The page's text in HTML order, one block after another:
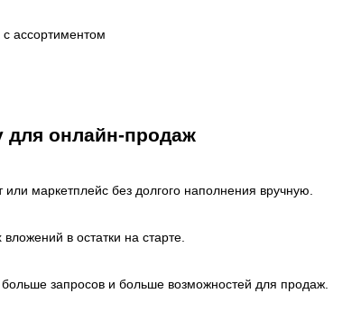
ассортиментом
для онлайн-продаж
маркетплейс без долгого наполнения вручную.
в остатки на старте.
запросов и больше возможностей для продаж.